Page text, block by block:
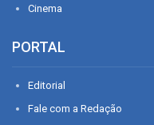
Cinema
PORTAL
Editorial
Fale com a Redação